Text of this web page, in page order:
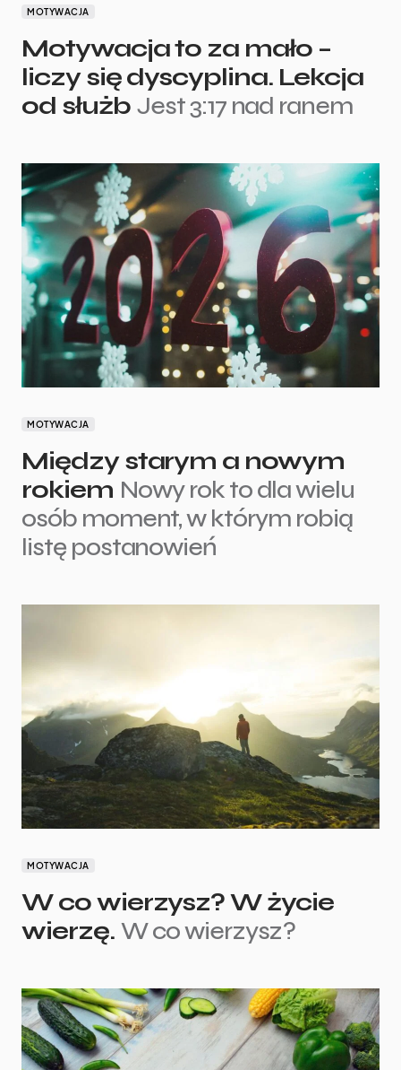
MOTYWACJA
Motywacja to za mało –
liczy się dyscyplina. Lekcja
od służb Jest 3:17 nad ranem
MOTYWACJA
Między starym a nowym
rokiem Nowy rok to dla wielu
osób moment, w którym robią
listę postanowień
MOTYWACJA
W co wierzysz? W życie
wierzę. W co wierzysz?